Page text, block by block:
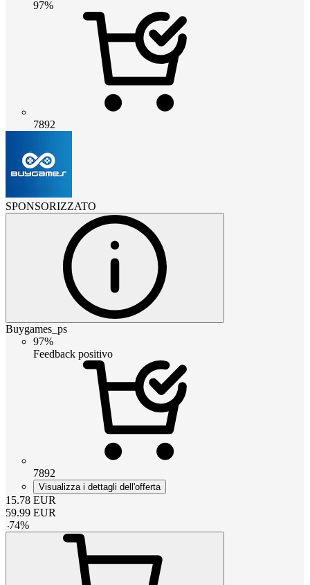
97%
7892
SPONSORIZZATO
Buygames_ps
97%
Feedback positivo
7892
Visualizza i dettagli dell'offerta
15.78 EUR
59.99 EUR
-74%